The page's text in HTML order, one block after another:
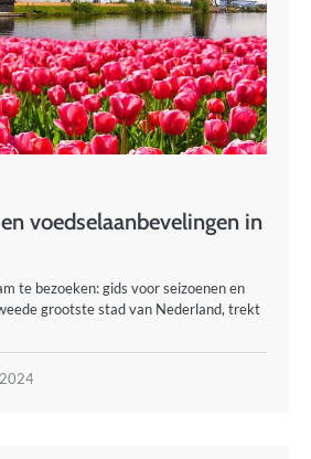
voedselaanbevelingen in
te bezoeken: gids voor seizoenen en
grootste stad van Nederland, trekt